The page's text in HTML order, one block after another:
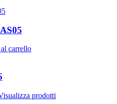
carrello
prodotti